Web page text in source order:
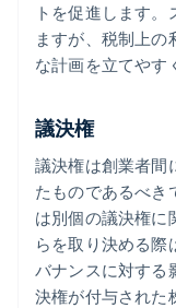
トを促進します
ますが、税制上
な計画を立てやす
議決権
議決権は創業者間
たものであるべき
は別個の議決権に
らを取り決める際
バナンスに対する
決権が付与された